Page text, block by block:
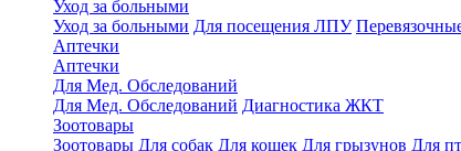
Уход за больными
Уход за больными Для посещения ЛПУ
Аптечки
Аптечки
Для Мед. Обследований
Для Мед. Обследований Диагностика ЖКТ
Зоотовары
Зоотовары Для собак Для кошек Для грызунов Для